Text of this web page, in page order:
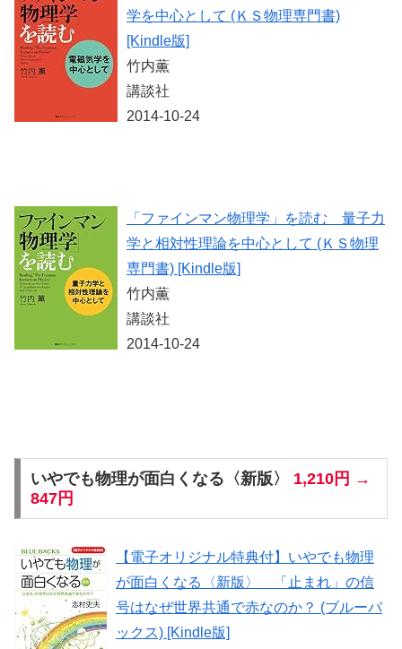
学を中心として (ＫＳ物理専門書)
[Kindle版]
竹内薫
講談社
2014-10-24
「ファインマン物理学」を読む 量子力
学と相対性理論を中心として (ＫＳ物理
専門書) [Kindle版]
竹内薫
講談社
2014-10-24
いやでも物理が面白くなる〈新版〉 1,210円 →
847円
【電子オリジナル特典付】いやでも物理
が面白くなる〈新版〉 「止まれ」の信
号はなぜ世界共通で赤なのか？ (ブルーバ
ックス) [Kindle版]